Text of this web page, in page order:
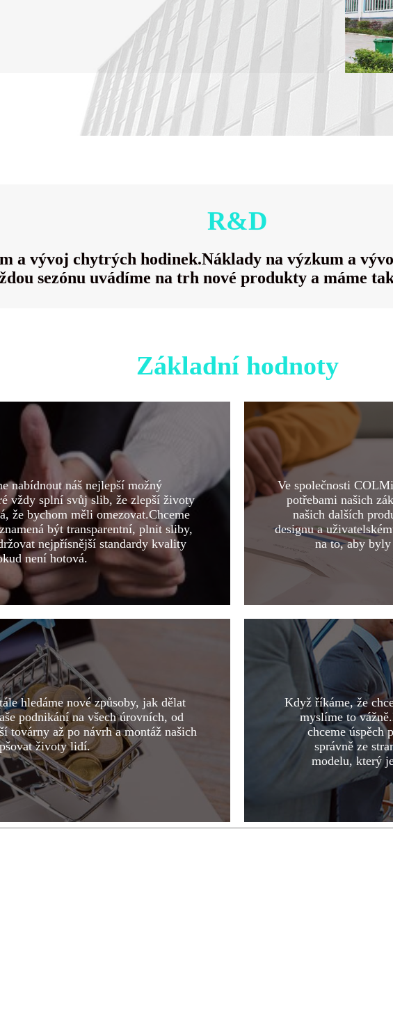
R&D
a vývoj chytrých hodinek.Náklady na výzkum a
sezónu uvádíme na trh nové produkty a máme
Základní hodnoty
nabídnout náš nejlepší možný
vždy splní svůj slib, že zlepší životy
že bychom měli omezovat.Chceme
být transparentní, plnit sliby,
nejpřísnější standardy kvality
není hotová.
Ve společnosti
potřebami našich
našich dalších
designu a
na to, aby byly
hledáme nové způsoby, jak dělat
podnikání na všech úrovních, od
továrny až po návrh a montáž našich
životy lidí.
Když říkáme, že
myslíme to
chceme úspěch
správně ze
modelu, který